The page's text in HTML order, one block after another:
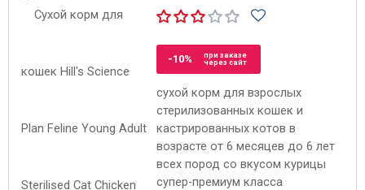
-10%
при заказе
через сайт
сухой корм для взрослых
стерилизованных кошек и
кастрированных котов в
возрасте от 6 месяцев до 6 лет
всех пород со вкусом курицы
супер-премиум класса